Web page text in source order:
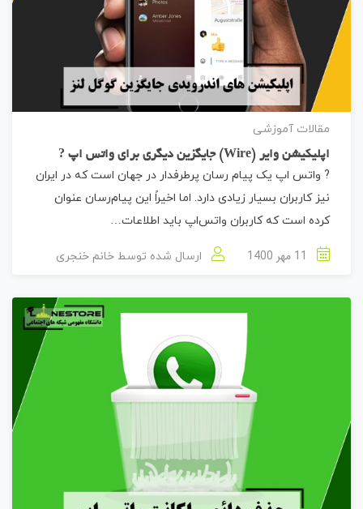
مقالات آموزشی
اپلیکیشن وایر (Wire) جایگزین دیگری برای واتس اپ ?
? واتس ‌اپ یک پیام‌ رسان پرطرفدار در جهان است که در ایران
نیز کاربران بسیار زیادی دارد. اما اخیراً این پیام‌رسان عنوان
کرده است که کاربران واتس‌اپ باید اطلاعات…
ارسال شده توسط خانم خنجری